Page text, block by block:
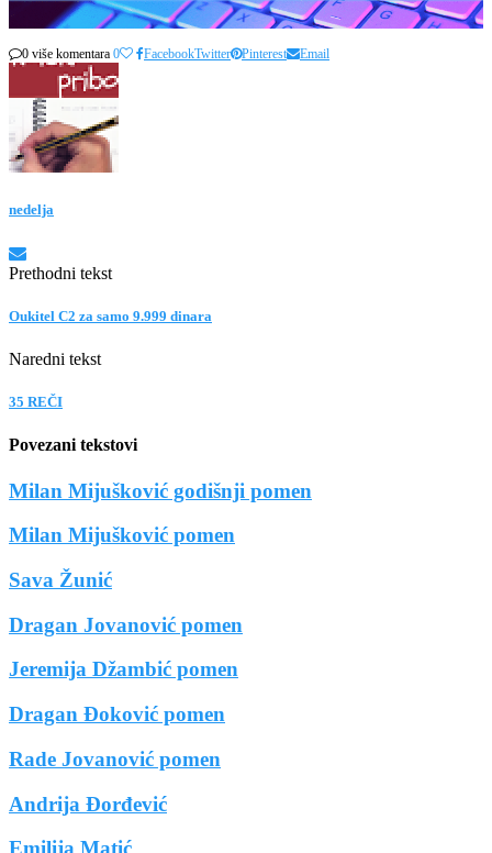
0 više komentara 0 FacebookTwitter Pinterest Email
nedelja
Prethodni tekst
Oukitel C2 za samo 9.999 dinara
Naredni tekst
35 REČI
Povezani tekstovi
Milan Mijušković godišnji pomen
Milan Mijušković pomen
Sava Žunić
Dragan Jovanović pomen
Jeremija Džambić pomen
Dragan Đoković pomen
Rade Jovanović pomen
Andrija Đorđević
Emilija Matić